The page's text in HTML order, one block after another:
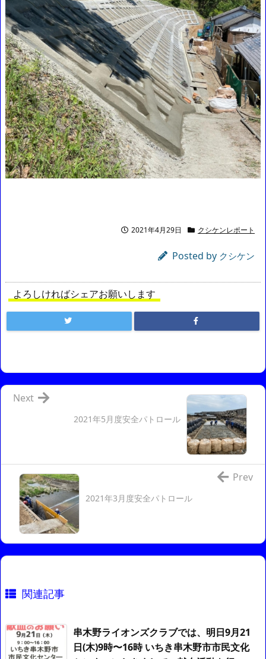
2021年4月29日 クシケンレポート
Posted by クシケン
よろしければシェアお願いします
2021年5月度安全パトロール
Next
2021年3月度安全パトロール
Prev
関連記事
串木野ライオンズクラブでは、明日9月21
日(木)9時〜16時 いちき串木野市市民文化